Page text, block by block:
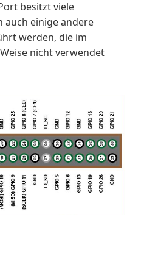
besitzt viele
auch einige andere
werden, die im
nicht verwendet